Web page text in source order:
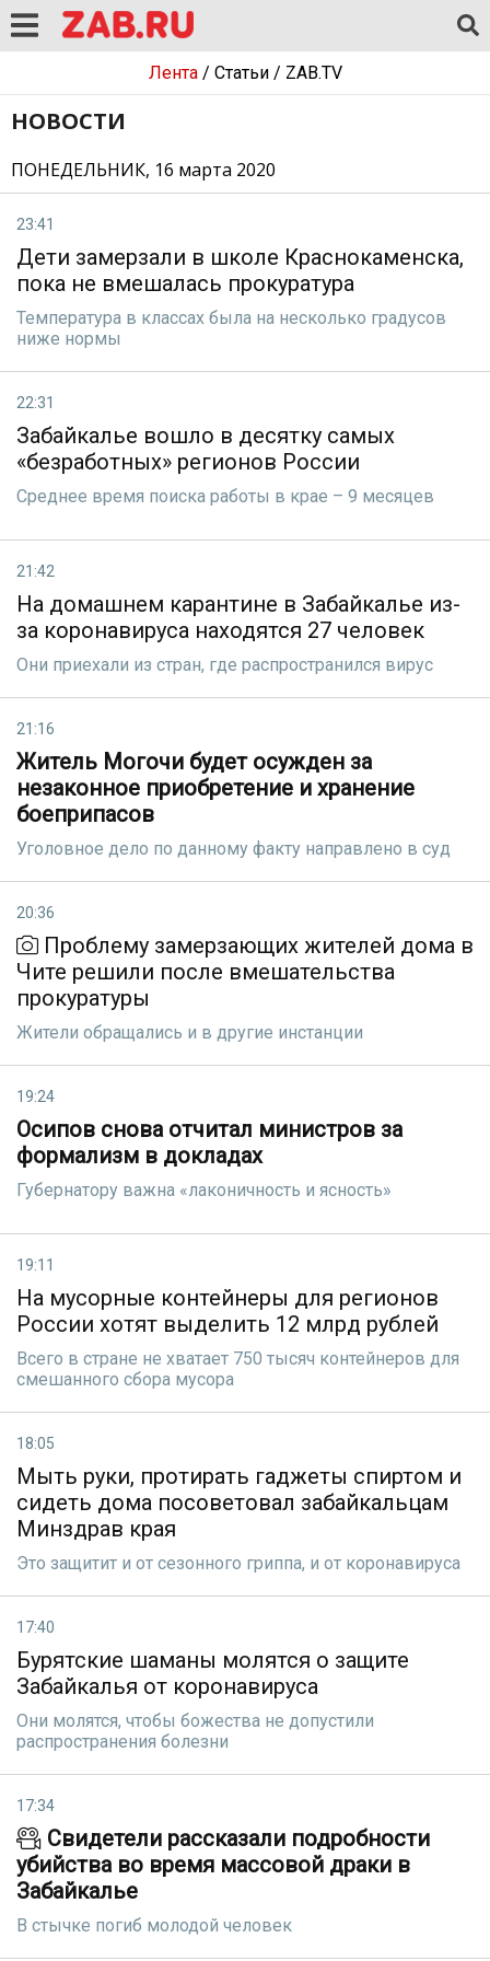
Лента/ Статьи/ ZAB.TV
НОВОСТИ
ПОНЕДЕЛЬНИК, 16 марта 2020
23:41
Дети замерзали в школе Краснокаменска,
пока не вмешалась прокуратура
Температура в классах была на несколько градусов
ниже нормы
22:31
Забайкалье вошло в десятку самых
«безработных» регионов России
Среднее время поиска работы в крае – 9 месяцев
21:42
На домашнем карантине в Забайкалье из-
за коронавируса находятся 27 человек
Они приехали из стран, где распространился вирус
21:16
Житель Могочи будет осужден за
незаконное приобретение и хранение
боеприпасов
Уголовное дело по данному факту направлено в суд
20:36
Проблему замерзающих жителей дома в
Чите решили после вмешательства
прокуратуры
Жители обращались и в другие инстанции
19:24
Осипов снова отчитал министров за
формализм в докладах
Губернатору важна «лаконичность и ясность»
19:11
На мусорные контейнеры для регионов
России хотят выделить 12 млрд рублей
Всего в стране не хватает 750 тысяч контейнеров для
смешанного сбора мусора
18:05
Мыть руки, протирать гаджеты спиртом и
сидеть дома посоветовал забайкальцам
Минздрав края
Это защитит и от сезонного гриппа, и от коронавируса
17:40
Бурятские шаманы молятся о защите
Забайкалья от коронавируса
Они молятся, чтобы божества не допустили
распространения болезни
17:34
Свидетели рассказали подробности
убийства во время массовой драки в
Забайкалье
В стычке погиб молодой человек